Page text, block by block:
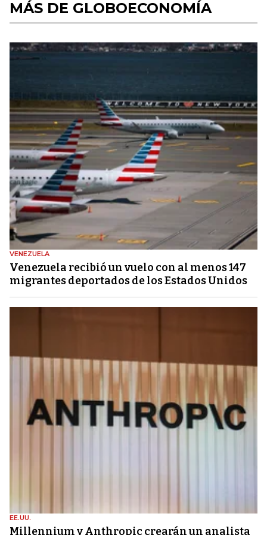
MÁS DE GLOBOECONOMÍA
VENEZUELA
Venezuela recibió un vuelo con al menos 147
migrantes deportados de los Estados Unidos
EE.UU.
Millennium y Anthropic crearán un analista